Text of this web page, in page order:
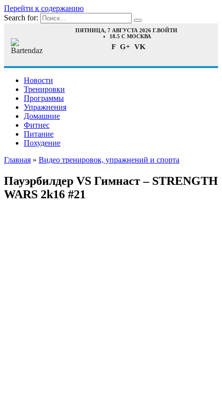
Перейти к содержанию
Search for:
ПЯТНИЦА, 7 АВГУСТА 2026 Г.ВОЙТИ
18.5 C МОСКВА
F G+ VK
Новости
Тренировки
Программы
Упражнения
Домашние
Фитнес
Питание
Похудение
Главная » Видео тренировок, упражнений и спорта
Пауэрбилдер VS Гимнаст – STRENGTH
WARS 2k16 #21